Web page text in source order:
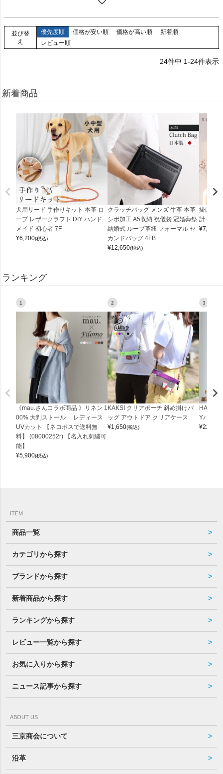
並び替
え
優先度順 価格が安い順 価格が高い順
新着順
レビュー順
24件中 1-24件表示
新着商品
犬用リード 手作りキット 本革 ロ
ープ レザークラフト DIY ハンド
メイド 初心者 7F
¥6,200(税込)
クラッチバッグ メンズ 牛革 本革
シボ加工 A5収納 祝儀袋 冠婚葬祭
結婚式 ループ革紐 フォーマル セ
カンドバッグ 4FB
¥12,650(税込)
掛け時
計
¥7,150
ランキング
1
《mau.さんコラボ商品 》リネン 1
00% 大判ストール レディース
UVカット 【ネコポスで送料無
料】 (08000252r) 【名入れ刺繍可
能】
¥5,900(税込)
2
KAKSI クリアポーチ 斜め掛けバ
ッグ アウトドア クリアケース
¥1,650(税込)
3
Yバッグ
¥22,000
ITEM
商品一覧
カテゴリから探す
ブランドから探す
新着商品から探す
ランキングから探す
レビュー一覧から探す
お気に入りから探す
ニュース記事から探す
ABOUT US
三京商会について
沿革